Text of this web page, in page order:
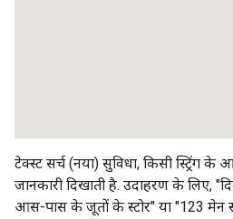
टेक्स्ट सर्च (नया) सुविधा, किसी स्ट्रिंग
जानकारी दिखाती है. उदाहरण के लिए,
आस-पास के जूतों के स्टोर" या "123 मेन